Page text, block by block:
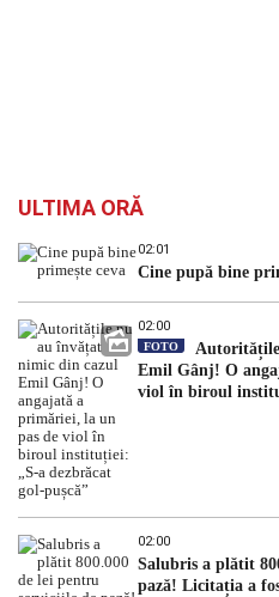
ULTIMA ORĂ
02:01
Cine pupă bine
02:00
FOTO
Emil Gânj! O
viol în biroul
02:00
Salubris a plătit
pază! Licitația a